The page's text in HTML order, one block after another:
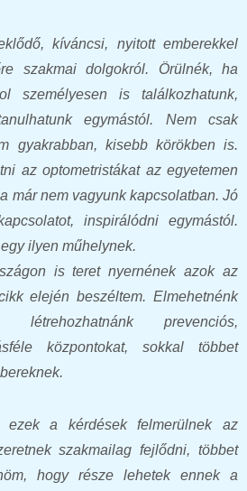
kíváncsi, nyitott emberekkel
szakmai dolgokról. Örülnék, ha
személyesen is találkozhatunk,
egymástól. Nem csak
gyakrabban, kisebb körökben is.
az optometristákat az egyetemen
már nem vagyunk kapcsolatban. Jó
inspirálódni egymástól.
ilyen műhelynek.
is teret nyernének azok az
elején beszéltem. Elmehetnénk
létrehozhatnánk prevenciós,
központokat, sokkal többet
ezek a kérdések felmerülnek az
szakmailag fejlődni, többet
hogy része lehetek ennek a